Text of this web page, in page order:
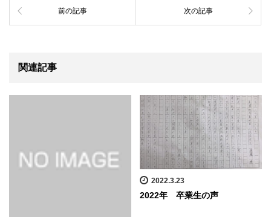
前の記事 次の記事
関連記事
2022.3.23
2022年 卒業生の声